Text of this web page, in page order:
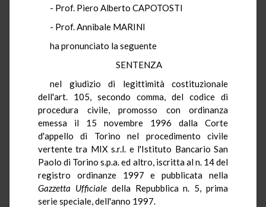
- Prof. Piero Alberto CAPOTOSTI
- Prof. Annibale MARINI
ha pronunciato la seguente
SENTENZA
nel giudizio di legittimità costituzionale
dell'art. 105, secondo comma, del codice di
procedura civile, promosso con ordinanza
emessa il 15 novembre 1996 dalla Corte
d'appello di Torino nel procedimento civile
vertente tra MIX s.r.l. e l'Istituto Bancario San
Paolo di Torino s.p.a. ed altro, iscritta al n. 14 del
registro ordinanze 1997 e pubblicata nella
Gazzetta Ufficiale della Repubblica n. 5, prima
serie speciale, dell'anno 1997.